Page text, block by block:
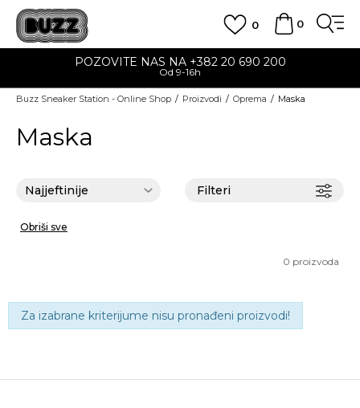
0
0
POZOVITE NAS NA +382 20 690 200
Od 9-16h
Buzz Sneaker Station - Online Shop Proizvodi Oprema Maska
Maska
Filteri
Obriši sve
0 proizvoda
Za izabrane kriterijume nisu pronađeni proizvodi!